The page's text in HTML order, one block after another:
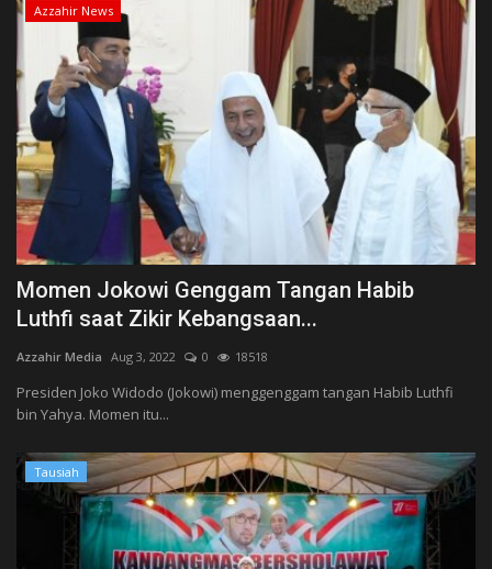
Azzahir News
Momen Jokowi Genggam Tangan Habib
Luthfi saat Zikir Kebangsaan...
Azzahir Media Aug 3, 2022 0 18518
Presiden Joko Widodo (Jokowi) menggenggam tangan Habib Luthfi
bin Yahya. Momen itu...
Tausiah